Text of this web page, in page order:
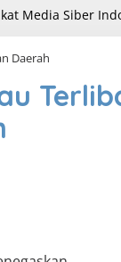
Daerah